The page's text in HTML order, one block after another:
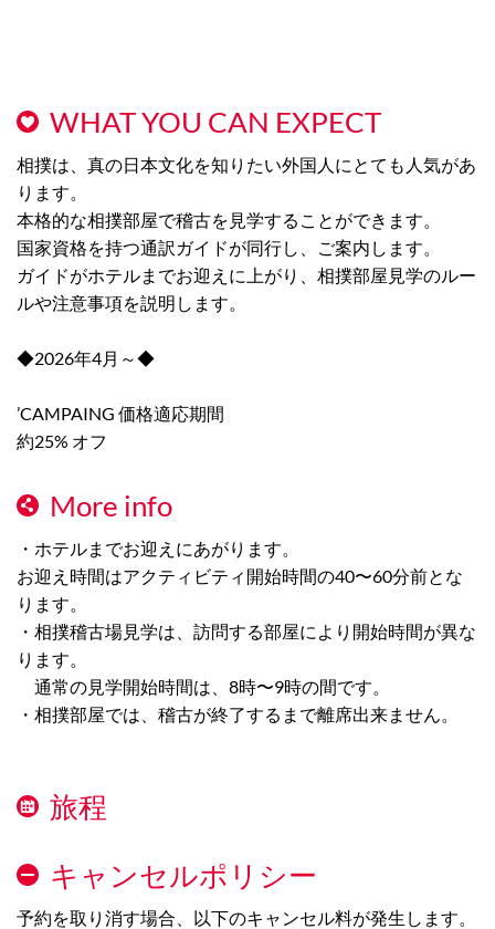
WHAT YOU CAN EXPECT
相撲は、真の日本文化を知りたい外国人にとても人気があ
ります。
本格的な相撲部屋で稽古を見学することができます。
国家資格を持つ通訳ガイドが同行し、ご案内します。
ガイドがホテルまでお迎えに上がり、相撲部屋見学のルー
ルや注意事項を説明します。
◆2026年4月～◆
’CAMPAING 価格適応期間
約25% オフ
More info
・ホテルまでお迎えにあがります。
お迎え時間はアクティビティ開始時間の40〜60分前とな
ります。
・相撲稽古場見学は、訪問する部屋により開始時間が異な
ります。
通常の見学開始時間は、8時〜9時の間です。
・相撲部屋では、稽古が終了するまで離席出来ません。
旅程
キャンセルポリシー
予約を取り消す場合、以下のキャンセル料が発生します。